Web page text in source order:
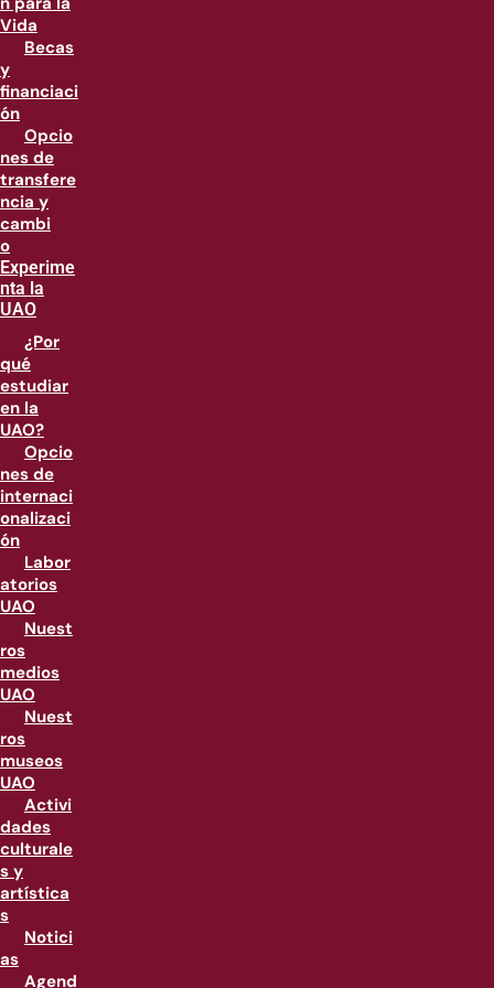
Vida
Becas
y
financiaci
ón
Opcio
nes de
transfere
ncia y
cambi
o
Experime
nta la
UAO
¿Por
qué
estudiar
en la
UAO?
Opcio
nes de
internaci
onalizaci
ón
Labor
atorios
UAO
Nuest
ros
medios
UAO
Nuest
ros
museos
UAO
Activi
dades
culturale
s y
artística
s
Notici
as
Agend